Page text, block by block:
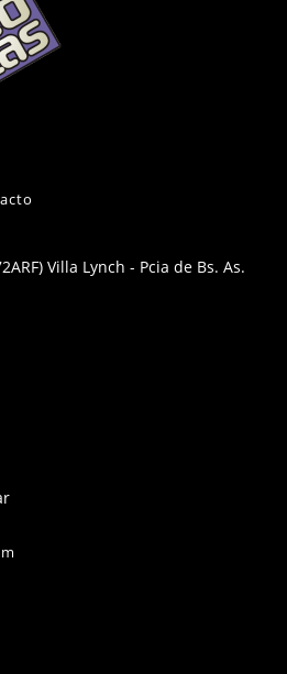
Villa Lynch - Pcia de Bs. As.
Opens
application